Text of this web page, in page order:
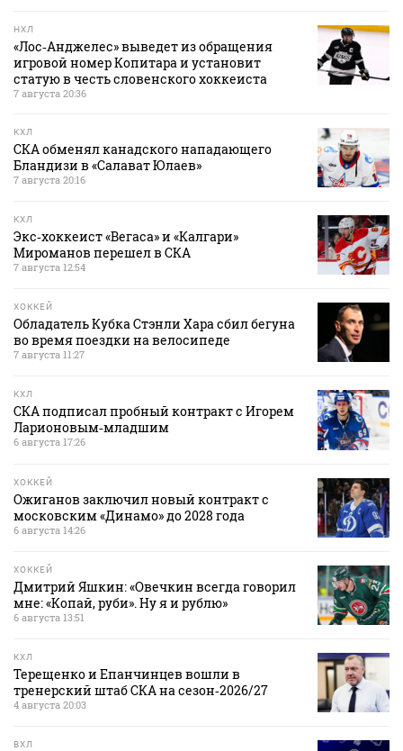
НХЛ
«Лос‑Анджелес» выведет из обращения
игровой номер Копитара и установит
статую в честь словенского хоккеиста
7 августа 20:36
КХЛ
СКА обменял канадского нападающего
Бландизи в «Салават Юлаев»
7 августа 20:16
КХЛ
Экс‑хоккеист «Вегаса» и «Калгари»
Мироманов перешел в СКА
7 августа 12:54
ХОККЕЙ
Обладатель Кубка Стэнли Хара сбил бегуна
во время поездки на велосипеде
7 августа 11:27
КХЛ
СКА подписал пробный контракт с Игорем
Ларионовым‑младшим
6 августа 17:26
ХОККЕЙ
Ожиганов заключил новый контракт с
московским «Динамо» до 2028 года
6 августа 14:26
ХОККЕЙ
Дмитрий Яшкин: «Овечкин всегда говорил
мне: «Копай, руби». Ну я и рублю»
6 августа 13:51
КХЛ
Терещенко и Епанчинцев вошли в
тренерский штаб СКА на сезон‑2026/27
4 августа 20:03
ВХЛ